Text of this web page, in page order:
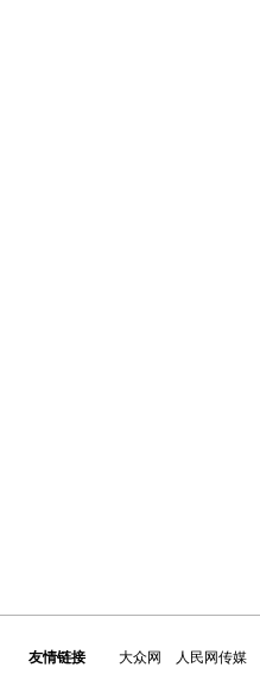
友情链接 大众网 人民网传媒